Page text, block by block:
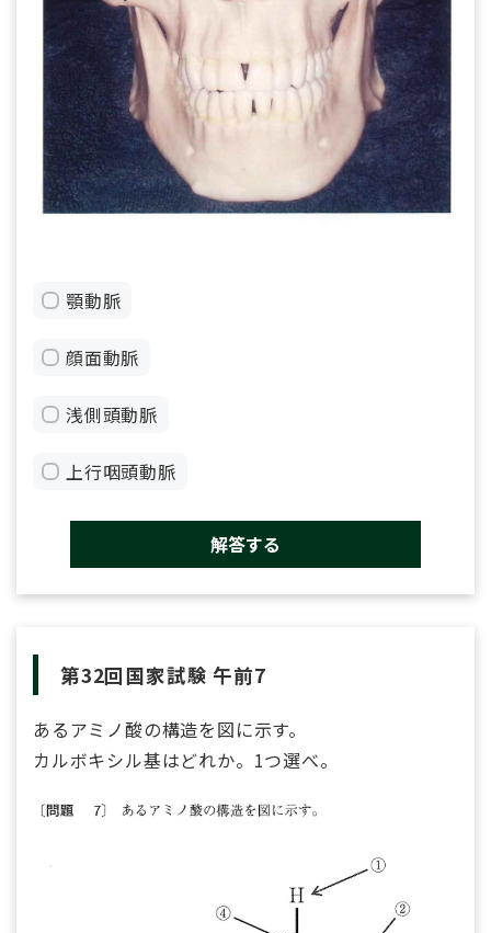
顎動脈
顔面動脈
浅側頭動脈
上行咽頭動脈
解答する
第32回国家試験 午前7
あるアミノ酸の構造を図に示す。
カルボキシル基はどれか。1つ選べ。